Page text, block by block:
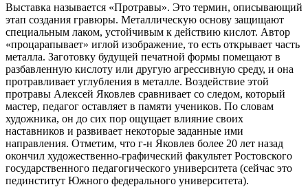
Выставка называется «Протравы». Это термин, описывающий
этап создания гравюры. Металлическую основу защищают
специальным лаком, устойчивым к действию кислот. Автор
«процарапывает» иглой изображение, то есть открывает часть
металла. Заготовку будущей печатной формы помещают в
разбавленную кислоту или другую агрессивную среду, и она
протравливает углубления в металле. Воздействие этой
протравы Алексей Яковлев сравнивает со следом, который
мастер, педагог оставляет в памяти учеников. По словам
художника, он до сих пор ощущает влияние своих
наставников и развивает некоторые заданные ими
направления. Отметим, что г-н Яковлев более 20 лет назад
окончил художественно-графический факультет Ростовского
государственного педагогического университета (сейчас это
пединститут Южного федерального университета).